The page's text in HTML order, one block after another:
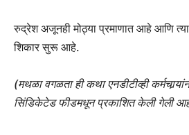
रुद्रेश अजूनही मोठ्या प्रमाणात आहे आणि
शिकार सुरू आहे.
(मथळा वगळता ही कथा एनडीटीव्ही
सिंडिकेटेड फीडमधून प्रकाशित केली गेली